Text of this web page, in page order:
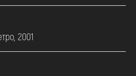
2001